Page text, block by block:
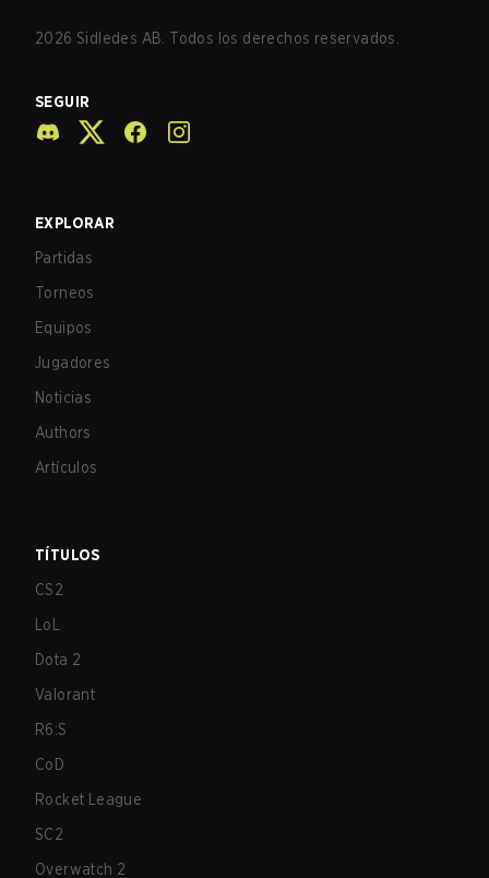
2026 Sidledes AB. Todos los derechos reservados.
SEGUIR
EXPLORAR
Partidas
Torneos
Equipos
Jugadores
Noticias
Authors
Artículos
TÍTULOS
CS2
LoL
Dota 2
Valorant
R6:S
CoD
Rocket League
SC2
Overwatch 2